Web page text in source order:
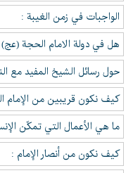
الواجبات في زمن الغيبة :
هل في دولة الامام الحجة
حول رسائل الشيخ المفيد مع
كيف نكون قريبين من الإمام
ما هي الأعمال التي تمكّن
كيف نكون من أنصار الإمام :